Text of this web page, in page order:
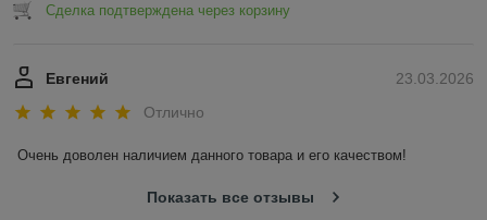
Сделка подтверждена через корзину
23.03.2026
Евгений
Отлично
Очень доволен наличием данного товара и его качеством!
Показать все отзывы